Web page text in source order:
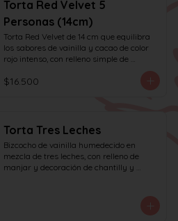
Torta Red Velvet 5
Personas (14cm)
Torta Red Velvet de 14 cm que equilibra
los sabores de vainilla y cacao de color
rojo intenso, con relleno simple de
solo en la parte superior. Recomendada
$16.500
Torta Tres Leches
Bizcocho de vainilla humedecido en
mezcla de tres leches, con relleno de
manjar y decoración de chantilly y